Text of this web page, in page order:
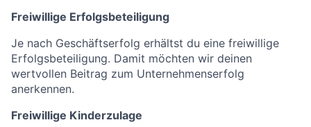
Freiwillige Erfolgsbeteiligung
Je nach Geschäftserfolg erhältst du eine freiwillige
Erfolgsbeteiligung. Damit möchten wir deinen
wertvollen Beitrag zum Unternehmenserfolg
anerkennen.
Freiwillige Kinderzulage